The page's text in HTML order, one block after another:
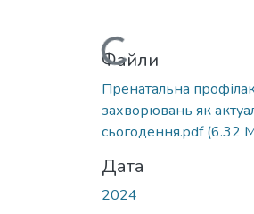
Вантажиться...
Файли
Пренатальна
захворювань як
сьогодення.pdf(6.32
Дата
2024